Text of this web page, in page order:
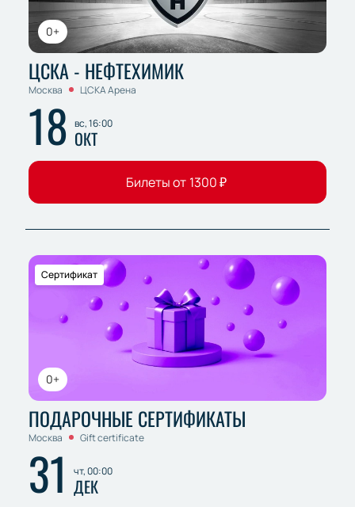
0+
ЦСКА - НЕФТЕХИМИК
Москва ЦСКА Арена
18 вс, 16:00
ОКТ
Билеты от 1300₽
0+
Сертификат
ПОДАРОЧНЫЕ СЕРТИФИКАТЫ
Москва Gift certificate
31 чт, 00:00
ДЕК